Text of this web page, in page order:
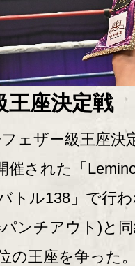
王座決定戦
ェザー級王座決
催された「
トル138」で行
ンチアウト)と
の王座を争った